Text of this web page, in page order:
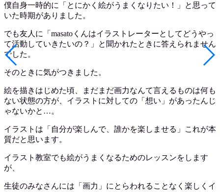
僕自身一時的に「とにかく絵がうまくなりたい！」と思って
いた時期がありました。
でも友人に「masatoくんはイラストレーターとしてどうやっ
て活動していきたいの？」と聞かれたときに答えられません
でした。
そのときに気がつきました。
絵を描きはじめた頃、まだまだ画力なんて言えるものは何も
ない状態の方が、イラストに対しての「想い」があったんじ
ゃないかと…。
イラストは「自分が楽しんで、誰かを楽しませる」これが本
質だと思います。
イラスト教室でも絵がうまくなるためのレッスンをします
が、
生徒のみなさんには「画力」にとらわれることなく楽しくイ